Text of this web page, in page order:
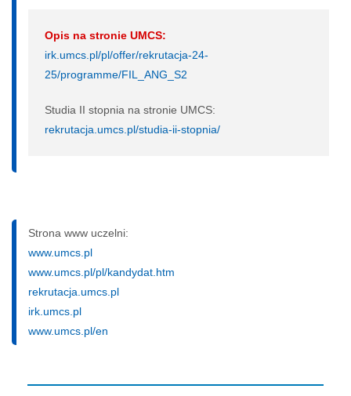
Opis na stronie UMCS:
irk.umcs.pl/pl/offer/rekrutacja-24-
25/programme/FIL_ANG_S2
Studia II stopnia na stronie UMCS:
rekrutacja.umcs.pl/studia-ii-stopnia/
Strona www uczelni:
www.umcs.pl
www.umcs.pl/pl/kandydat.htm
rekrutacja.umcs.pl
irk.umcs.pl
www.umcs.pl/en